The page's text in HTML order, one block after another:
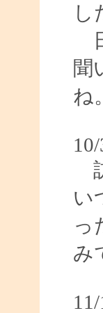
し
聞
ね。
10/
い
っ
み
11/